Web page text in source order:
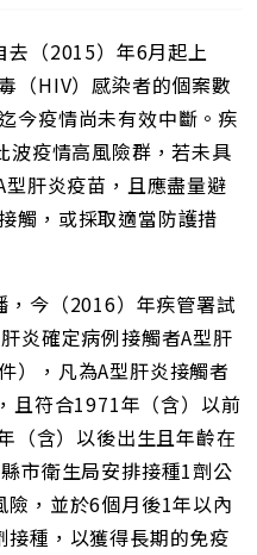
短
網
址
去（2015）年6月起上
（HIV）感染者的個案數
今疫情尚未有效中斷。疾
波疫情高風險群，若未具
肝炎疫苗，且應盡量避
觸，或採取適當防護措
，今（2016）年疾管署試
炎確定病例接觸者A型肝
），凡為A型肝炎接觸者
且符合1971年（含）以前
（含）以後出生且年齡在
市衛生局安排接種1劑公
險，並於6個月後1年以內
種，以獲得長期的免疫